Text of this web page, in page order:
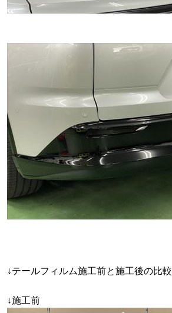
↓テールフィルム施工前と施工後の比較
↓施工前